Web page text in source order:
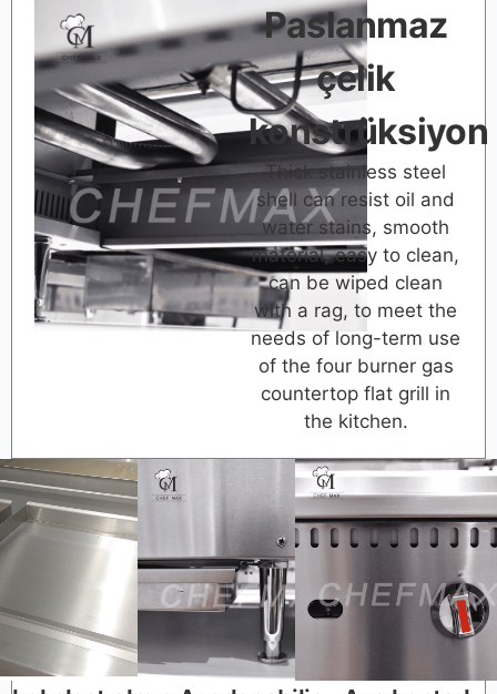
Paslanmaz
çelik
konstrüksiyon
Thick stainless steel
shell can resist oil and
water stains, smooth
material, easy to clean,
can be wiped clean
with a rag, to meet the
needs of long-term use
of the four burner gas
countertop flat grill in
the kitchen.